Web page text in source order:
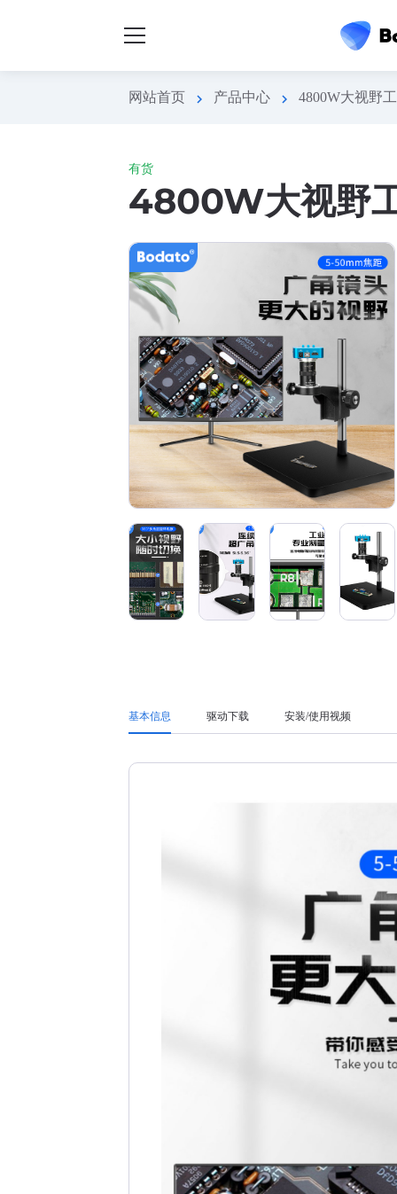
网站首页 chevron_right 产品中心 chevron_right 4800W大视野
有货
4800W大视野
基本信息 驱动下载 安装/使用视频